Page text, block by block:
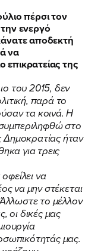
πέρσι τον
ενεργό
αποδεκτή
να
της
του 2015, δεν
παρά το
τα κοινά. Η
στο
Δημοκρατίας ήταν
για τρεις
να
να μην στέκεται
Άλλωστε το μέλλον
οι δικές μας
μας.